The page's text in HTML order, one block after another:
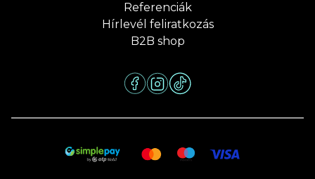
Referenciák
Hírlevél feliratkozás
B2B shop